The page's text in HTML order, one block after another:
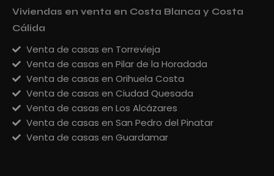
Viviendas en venta en Costa Blanca y Costa
Cálida
Venta de casas en Torrevieja
Venta de casas en Pilar de la Horadada
Venta de casas en Orihuela Costa
Venta de casas en Ciudad Quesada
Venta de casas en Los Alcázares
Venta de casas en San Pedro del Pinatar
Venta de casas en Guardamar